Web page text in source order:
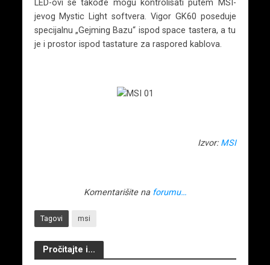
LED-ovi se takođe mogu kontrolisati putem MSI-
jevog Mystic Light softvera. Vigor GK60 poseduje
specijalnu „Gejming Bazu“ ispod space tastera, a tu
je i prostor ispod tastature za raspored kablova.
Izvor: MSI
Komentarišite na forumu…
Tagovi msi
Pročitajte i...